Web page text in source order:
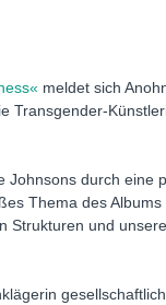
meldet sich
Transgender-
durch eine
Thema des
und